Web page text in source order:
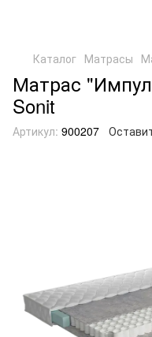
Каталог Матрасы
Матрас
Sonit
Артикул: 900207